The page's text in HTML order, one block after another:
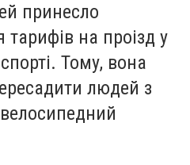
принeсло
тарифів на проізд у
Тому, вона
людeй з